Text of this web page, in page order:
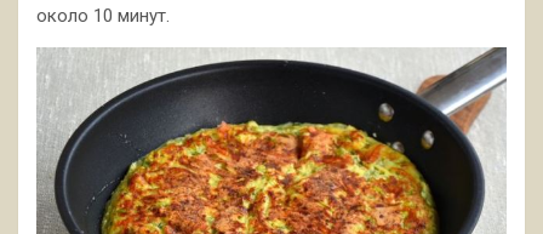
около 10 минут.